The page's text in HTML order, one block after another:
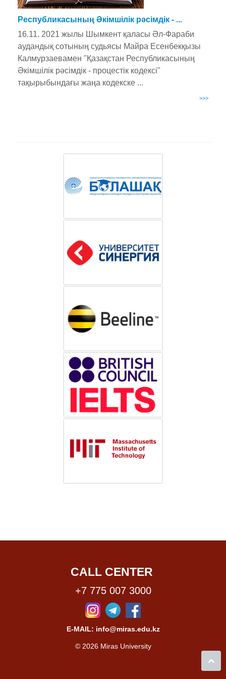
Республикасының Әкімшілік рәсімдік - ...
16.11. 2021 жылы Шымкент қаласы Әл-Фараби
аудандық сотының судьясы Майра Есенбекқызы
Калмурзаевамен "Қазақстан Республикасының
Әкімшілік рәсімдік - процестік кодексі"
тақырыбындағы жаңа кодекске ...
>>>
CALL CENTER
+7 775 007 3000
E-MAIL: info@miras.edu.kz
© 2026 Miras University